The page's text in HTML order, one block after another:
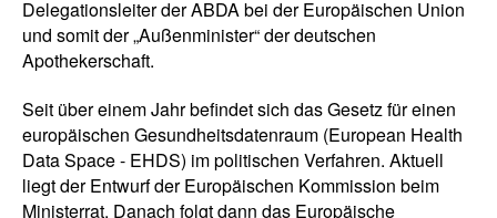
Delegationsleiter der ABDA bei der Europäischen Union
und somit der „Außenminister“ der deutschen
Apothekerschaft.
Seit über einem Jahr befindet sich das Gesetz für einen
europäischen Gesundheitsdatenraum (European Health
Data Space - EHDS) im politischen Verfahren. Aktuell
liegt der Entwurf der Europäischen Kommission beim
Ministerrat. Danach folgt dann das Europäische